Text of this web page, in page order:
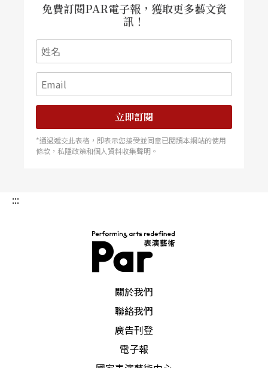
免費訂閱PAR電子報，獲取更多藝文資
訊！
立即訂閱
*通過遞交此表格，即表示您接受並同意已閱讀本網站的使用
條款，私隱政策和個人資料收集聲明。
:::
關於我們
聯絡我們
廣告刊登
電子報